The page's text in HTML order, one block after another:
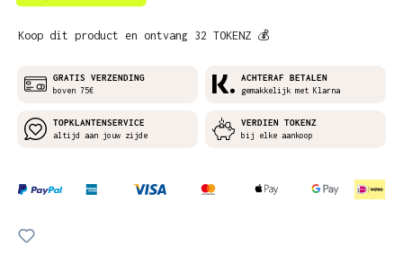
Koop dit product en ontvang 32 TOKENZ 💰
GRATIS VERZENDING
boven 75€
ACHTERAF BETALEN
gemakkelijk met Klarna
TOPKLANTENSERVICE
altijd aan jouw zijde
VERDIEN TOKENZ
bij elke aankoop